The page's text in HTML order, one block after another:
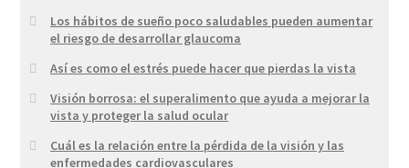
Los hábitos de sueño poco saludables pueden aumentar
el riesgo de desarrollar glaucoma
Así es como el estrés puede hacer que pierdas la vista
Visión borrosa: el superalimento que ayuda a mejorar la
vista y proteger la salud ocular
Cuál es la relación entre la pérdida de la visión y las
enfermedades cardiovasculares